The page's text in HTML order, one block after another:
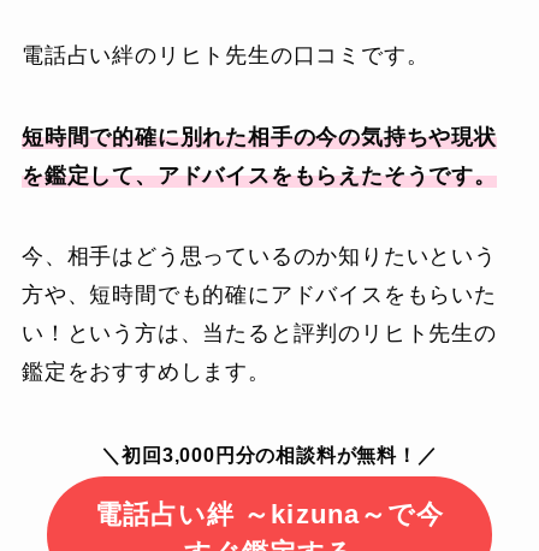
電話占い絆のリヒト先生の口コミです。
短時間で的確に別れた相手の今の気持ちや現状
を鑑定して、アドバイスをもらえたそうです。
今、相手はどう思っているのか知りたいという
方や、短時間でも的確にアドバイスをもらいた
い！という方は、当たると評判のリヒト先生の
鑑定をおすすめします。
＼初回3,000円分の相談料が無料！／
電話占い絆 ～kizuna～で今